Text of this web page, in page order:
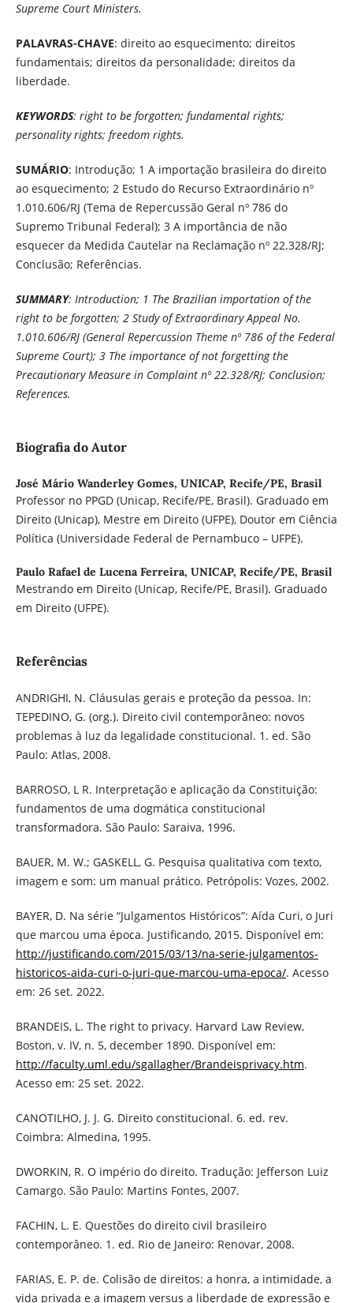
Supreme Court Ministers.
PALAVRAS-CHAVE: direito ao esquecimento; direitos
fundamentais; direitos da personalidade; direitos da
liberdade.
KEYWORDS: right to be forgotten; fundamental rights;
personality rights; freedom rights.
SUMÁRIO: Introdução; 1 A importação brasileira do direito
ao esquecimento; 2 Estudo do Recurso Extraordinário nº
1.010.606/RJ (Tema de Repercussão Geral nº 786 do
Supremo Tribunal Federal); 3 A importância de não
esquecer da Medida Cautelar na Reclamação nº 22.328/RJ;
Conclusão; Referências.
SUMMARY: Introduction; 1 The Brazilian importation of the
right to be forgotten; 2 Study of Extraordinary Appeal No.
1.010.606/RJ (General Repercussion Theme nº 786 of the Federal
Supreme Court); 3 The importance of not forgetting the
Precautionary Measure in Complaint nº 22.328/RJ; Conclusion;
References.
Biografia do Autor
José Mário Wanderley Gomes, UNICAP, Recife/PE, Brasil
Professor no PPGD (Unicap, Recife/PE, Brasil). Graduado em
Direito (Unicap), Mestre em Direito (UFPE), Doutor em Ciência
Política (Universidade Federal de Pernambuco – UFPE).
Paulo Rafael de Lucena Ferreira, UNICAP, Recife/PE, Brasil
Mestrando em Direito (Unicap, Recife/PE, Brasil). Graduado
em Direito (UFPE).
Referências
ANDRIGHI, N. Cláusulas gerais e proteção da pessoa. In:
TEPEDINO, G. (org.). Direito civil contemporâneo: novos
problemas à luz da legalidade constitucional. 1. ed. São
Paulo: Atlas, 2008.
BARROSO, L R. Interpretação e aplicação da Constituição:
fundamentos de uma dogmática constitucional
transformadora. São Paulo: Saraiva, 1996.
BAUER, M. W.; GASKELL, G. Pesquisa qualitativa com texto,
imagem e som: um manual prático. Petrópolis: Vozes, 2002.
BAYER, D. Na série “Julgamentos Históricos”: Aída Curi, o Juri
que marcou uma época. Justificando, 2015. Disponível em:
http://justificando.com/2015/03/13/na-serie-julgamentos-
historicos-aida-curi-o-juri-que-marcou-uma-epoca/. Acesso
em: 26 set. 2022.
BRANDEIS, L. The right to privacy. Harvard Law Review,
Boston, v. IV, n. 5, december 1890. Disponível em:
http://faculty.uml.edu/sgallagher/Brandeisprivacy.htm.
Acesso em: 25 set. 2022.
CANOTILHO, J. J. G. Direito constitucional. 6. ed. rev.
Coimbra: Almedina, 1995.
DWORKIN, R. O império do direito. Tradução: Jefferson Luiz
Camargo. São Paulo: Martins Fontes, 2007.
FACHIN, L. E. Questões do direito civil brasileiro
contemporâneo. 1. ed. Rio de Janeiro: Renovar, 2008.
FARIAS, E. P. de. Colisão de direitos: a honra, a intimidade, a
vida privada e a imagem versus a liberdade de expressão e